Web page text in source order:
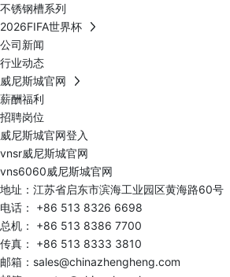
不锈钢槽系列
2026FIFA世界杯
公司新闻
行业动态
威尼斯城官网
薪酬福利
招聘岗位
威尼斯城官网登入
vnsr威尼斯城官网
vns6060威尼斯城官网
地址：江苏省启东市滨海工业园区黄海路60号
电话： +86 513 8326 6698
总机： +86 513 8386 7700
传真： +86 513 8333 3810
邮箱： sales@chinazhengheng.com